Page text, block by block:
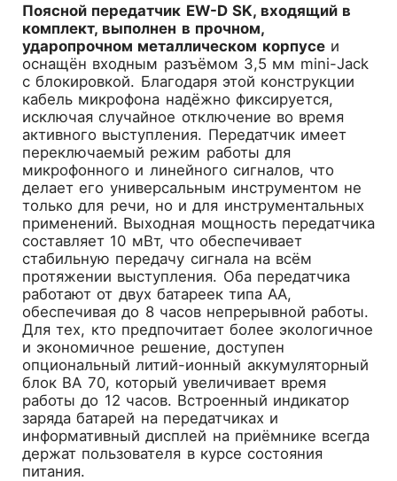
Поясной передатчик EW-D SK, входящий в
комплект, выполнен в прочном,
ударопрочном металлическом корпусеи
оснащён входным разъёмом 3,5 мм mini-Jack
с блокировкой. Благодаря этой конструкции
кабель микрофона надёжно фиксируется,
исключая случайное отключение во время
активного выступления. Передатчик имеет
переключаемый режим работы для
микрофонного и линейного сигналов, что
делает его универсальным инструментом не
только для речи, но и для инструментальных
применений. Выходная мощность передатчика
составляет 10 мВт, что обеспечивает
стабильную передачу сигнала на всём
протяжении выступления. Оба передатчика
работают от двух батареек типа AA,
обеспечивая до 8 часов непрерывной работы.
Для тех, кто предпочитает более экологичное
и экономичное решение, доступен
опциональный литий-ионный аккумуляторный
блок BA 70, который увеличивает время
работы до 12 часов. Встроенный индикатор
заряда батарей на передатчиках и
информативный дисплей на приёмнике всегда
держат пользователя в курсе состояния
питания.